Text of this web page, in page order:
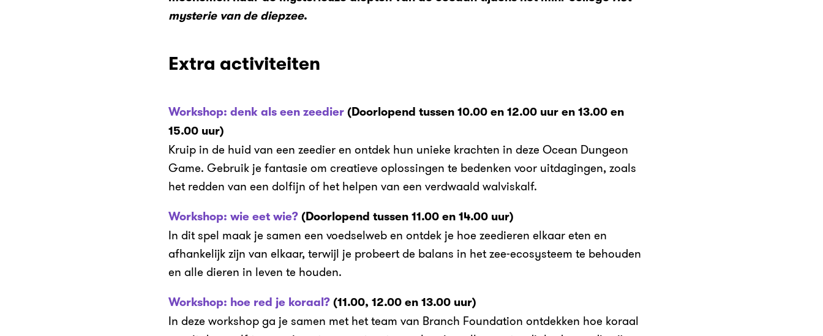
mysterie van de diepzee.
Extra activiteiten
Workshop: denk als een zeedier (Doorlopend tussen 10.00 en 12.00 uur en 13.00 en
15.00 uur)
Kruip in de huid van een zeedier en ontdek hun unieke krachten in deze Ocean Dungeon
Game. Gebruik je fantasie om creatieve oplossingen te bedenken voor uitdagingen, zoals
het redden van een dolfijn of het helpen van een verdwaald walviskalf.
Workshop: wie eet wie?(Doorlopend tussen 11.00 en 14.00 uur)
In dit spel maak je samen een voedselweb en ontdek je hoe zeedieren elkaar eten en
afhankelijk zijn van elkaar, terwijl je probeert de balans in het zee-ecosysteem te behouden
en alle dieren in leven te houden.
Workshop: hoe red je koraal?(11.00, 12.00 en 13.00 uur)
In deze workshop ga je samen met het team van Branch Foundation ontdekken hoe koraal